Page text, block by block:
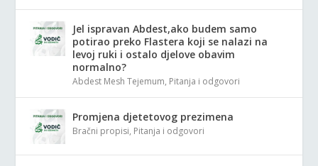
Jel ispravan Abdest,ako budem samo
potirao preko Flastera koji se nalazi na
levoj ruki i ostalo djelove obavim
normalno?
Abdest Mesh Tejemum, Pitanja i odgovori
Promjena djetetovog prezimena
Bračni propisi, Pitanja i odgovori